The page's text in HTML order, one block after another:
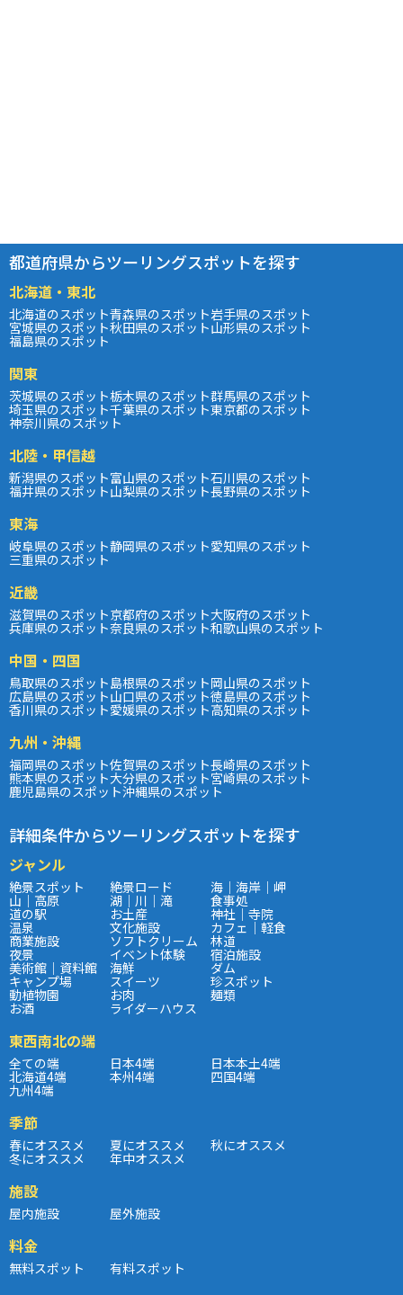
都道府県からツーリングスポットを探す
北海道・東北
北海道のスポット青森県のスポット岩手県のスポット
宮城県のスポット秋田県のスポット山形県のスポット
福島県のスポット
関東
茨城県のスポット栃木県のスポット群馬県のスポット
埼玉県のスポット千葉県のスポット東京都のスポット
神奈川県のスポット
北陸・甲信越
新潟県のスポット富山県のスポット石川県のスポット
福井県のスポット山梨県のスポット長野県のスポット
東海
岐阜県のスポット静岡県のスポット愛知県のスポット
三重県のスポット
近畿
滋賀県のスポット京都府のスポット大阪府のスポット
兵庫県のスポット奈良県のスポット和歌山県のスポット
中国・四国
鳥取県のスポット島根県のスポット岡山県のスポット
広島県のスポット山口県のスポット徳島県のスポット
香川県のスポット愛媛県のスポット高知県のスポット
九州・沖縄
福岡県のスポット佐賀県のスポット長崎県のスポット
熊本県のスポット大分県のスポット宮崎県のスポット
鹿児島県のスポット沖縄県のスポット
詳細条件からツーリングスポットを探す
ジャンル
絶景スポット 絶景ロード 海｜海岸｜岬
山｜高原 湖｜川｜滝 食事処
道の駅 お土産 神社｜寺院
温泉 文化施設 カフェ｜軽食
商業施設 ソフトクリーム 林道
夜景 イベント体験 宿泊施設
美術館｜資料館 海鮮 ダム
キャンプ場 スイーツ 珍スポット
動植物園 お肉 麺類
お酒 ライダーハウス
東西南北の端
全ての端 日本4端 日本本土4端
北海道4端 本州4端 四国4端
九州4端
季節
春にオススメ 夏にオススメ 秋にオススメ
冬にオススメ 年中オススメ
施設
屋内施設 屋外施設
料金
無料スポット 有料スポット